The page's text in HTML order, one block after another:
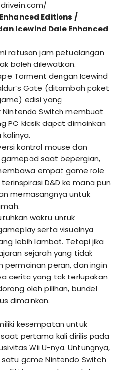
Editions /
Icewind Dale Enhanced
ratusan jam petualangan
boleh dilewatkan.
Torment dengan Icewind
Gate (ditambah paket
edisi yang
Nintendo Switch membuat
PC klasik dapat dimainkan
kontrol mouse dan
saat bepergian,
empat game role
D&D ke mana pun
memasangnya untuk
waktu untuk
serta visualnya
lebih lambat. Tetapi jika
sejarah yang tidak
peran, dan ingin
cerita yang tak terlupakan
oleh pilihan, bundel
dimainkan.
kesempatan untuk
pertama kali dirilis pada
Wii U-nya. Untungnya,
game Nintendo Switch